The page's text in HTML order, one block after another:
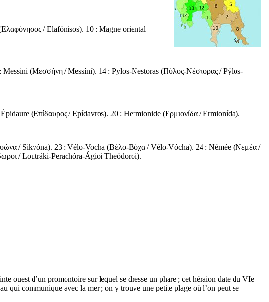
Ελαφόνησος/Elafónisos). 10 : Magne oriental
Messini (Μεσσήνη/Messíni). 14 : Pylos-Nestoras (Πύλος-Νέστορας/Pýlos-
(Επίδαυρος/Epídavros). 20 : Hermionide (Ερμιονίδα/Ermionída).
/ Sikyóna). 23 : Vélo-Vocha (Βέλο-Βόχα/Vélo-Vócha). 24 : Némée (Νεμέα/
/Loutráki-Perachóra-Ágioi Theódoroi).
ouest d’un promontoire sur lequel se dresse un phare ; cet héraion date du VIe
qui communique avec la mer ; on y trouve une petite plage où l’on peut se